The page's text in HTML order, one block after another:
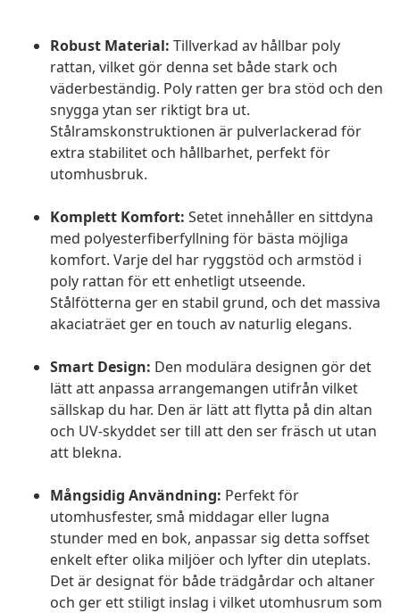
Robust Material: Tillverkad av hållbar poly
rattan, vilket gör denna set både stark och
väderbeständig. Poly ratten ger bra stöd och den
snygga ytan ser riktigt bra ut.
Stålramskonstruktionen är pulverlackerad för
extra stabilitet och hållbarhet, perfekt för
utomhusbruk.
Komplett Komfort: Setet innehåller en sittdyna
med polyesterfiberfyllning för bästa möjliga
komfort. Varje del har ryggstöd och armstöd i
poly rattan för ett enhetligt utseende.
Stålfötterna ger en stabil grund, och det massiva
akaciaträet ger en touch av naturlig elegans.
Smart Design: Den modulära designen gör det
lätt att anpassa arrangemangen utifrån vilket
sällskap du har. Den är lätt att flytta på din altan
och UV-skyddet ser till att den ser fräsch ut utan
att blekna.
Mångsidig Användning: Perfekt för
utomhusfester, små middagar eller lugna
stunder med en bok, anpassar sig detta soffset
enkelt efter olika miljöer och lyfter din uteplats.
Det är designat för både trädgårdar och altaner
och ger ett stiligt inslag i vilket utomhusrum som